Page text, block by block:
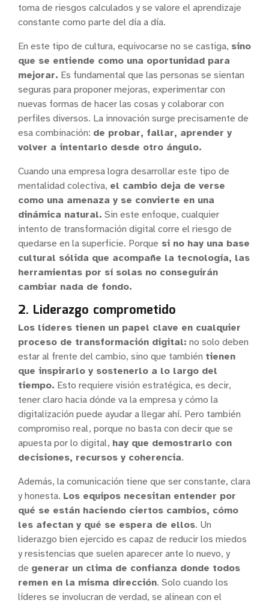
toma de riesgos calculados y se valore el aprendizaje
constante como parte del día a día.
En este tipo de cultura, equivocarse no se castiga, sino
que se entiende como una oportunidad para
mejorar. Es fundamental que las personas se sientan
seguras para proponer mejoras, experimentar con
nuevas formas de hacer las cosas y colaborar con
perfiles diversos. La innovación surge precisamente de
esa combinación: de probar, fallar, aprender y
volver a intentarlo desde otro ángulo.
Cuando una empresa logra desarrollar este tipo de
mentalidad colectiva, el cambio deja de verse
como una amenaza y se convierte en una
dinámica natural. Sin este enfoque, cualquier
intento de transformación digital corre el riesgo de
quedarse en la superficie. Porque si no hay una base
cultural sólida que acompañe la tecnología, las
herramientas por sí solas no conseguirán
cambiar nada de fondo.
2. Liderazgo comprometido
Los líderes tienen un papel clave en cualquier
proceso de transformación digital: no solo deben
estar al frente del cambio, sino que también tienen
que inspirarlo y sostenerlo a lo largo del
tiempo. Esto requiere visión estratégica, es decir,
tener claro hacia dónde va la empresa y cómo la
digitalización puede ayudar a llegar ahí. Pero también
compromiso real, porque no basta con decir que se
apuesta por lo digital, hay que demostrarlo con
decisiones, recursos y coherencia.
Además, la comunicación tiene que ser constante, clara
y honesta. Los equipos necesitan entender por
qué se están haciendo ciertos cambios, cómo
les afectan y qué se espera de ellos. Un
liderazgo bien ejercido es capaz de reducir los miedos
y resistencias que suelen aparecer ante lo nuevo, y
de generar un clima de confianza donde todos
remen en la misma dirección. Solo cuando los
líderes se involucran de verdad, se alinean con el